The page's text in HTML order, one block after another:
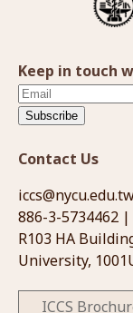
Keep in touch
Subscribe
Contact Us
886-3-5734462 |
R103 HA
University,
ICCS